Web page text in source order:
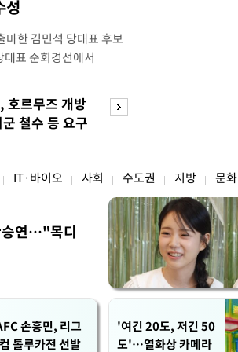
성
한 김민석 당대표 후보
표 순회경선에서
쟁주자인 정청래 후보
위를 차지했다. 전날 제주
가 앞섰다. 이에 따라 누
보(46.01%)가 1위로
호르무즈 개방
철수 등 요구
IT·바이오 사회 수도권 지방 문화
승연…"목디
손흥민, 리그
톨루카전 선발
'여긴 20도, 저긴 50
도'…열화상 카메라